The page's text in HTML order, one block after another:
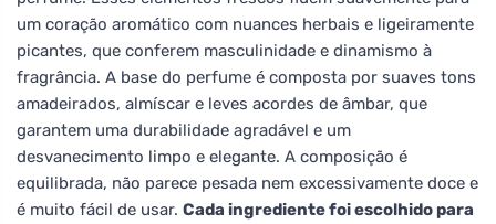
um coração aromático com nuances herbais e ligeiramente
picantes, que conferem masculinidade e dinamismo à
fragrância. A base do perfume é composta por suaves tons
amadeirados, almíscar e leves acordes de âmbar, que
garantem uma durabilidade agradável e um
desvanecimento limpo e elegante. A composição é
equilibrada, não parece pesada nem excessivamente doce e
é muito fácil de usar. Cada ingrediente foi escolhido para